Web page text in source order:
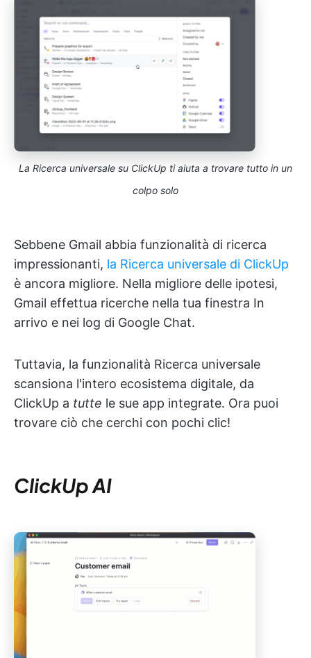
La Ricerca universale su ClickUp ti aiuta a trovare tutto in un
colpo solo
Sebbene Gmail abbia funzionalità di ricerca
impressionanti, la Ricerca universale di ClickUp
è ancora migliore. Nella migliore delle ipotesi,
Gmail effettua ricerche nella tua finestra In
arrivo e nei log di Google Chat.
Tuttavia, la funzionalità Ricerca universale
scansiona l'intero ecosistema digitale, da
ClickUp a tutte le sue app integrate. Ora puoi
trovare ciò che cerchi con pochi clic!
ClickUp AI